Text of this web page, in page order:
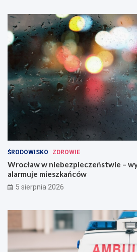
ŚRODOWISKO ZDROWIE
Wrocław w niebezpieczeństwie –
alarmuje mieszkańców
5 sierpnia 2026